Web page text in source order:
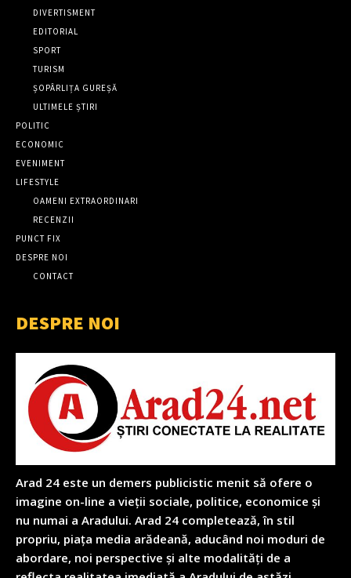
DIVERTISMENT
EDITORIAL
SPORT
TURISM
ȘOPÂRLIȚA GUREȘĂ
ULTIMELE ȘTIRI
POLITIC
ECONOMIC
EVENIMENT
LIFESTYLE
OAMENI EXTRAORDINARI
RECENZII
PUNCT FIX
DESPRE NOI
CONTACT
DESPRE NOI
Arad 24 este un demers publicistic menit să ofere o
imagine on-line a vieții sociale, politice, economice și
nu numai a Aradului. Arad 24 completează, în stil
propriu, piața media arădeană, aducând noi moduri de
abordare, noi perspective și alte modalități de a